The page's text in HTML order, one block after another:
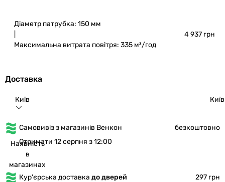
Діаметр патрубка: 150 мм
Максимальна витрата повітря: 335 м³/год
4 937 грн
Доставка
Київ Київ
Самовивіз з магазинів Венкон
безкоштовно
Наявність
в
магазинах
Отримати 12 серпня з 12:00
Кур'єрська доставка до дверей
297 грн